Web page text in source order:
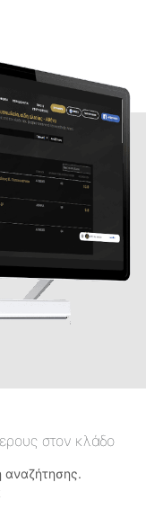
στον κλάδο
αναζήτησης.